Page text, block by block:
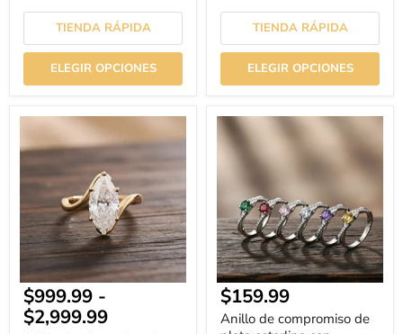
TIENDA RÁPIDA
ELEGIR OPCIONES
TIENDA RÁPIDA
ELEGIR OPCIONES
Anillo
diamantes
de
talla
marquesa
de
3
quilates
$999.99 -
$2,999.99
Anillo
de
compromiso
plata
esterlina
con
circonita
y
piedra
de
nacimiento
Precio
actual
$159.99
Anillo de compromiso de